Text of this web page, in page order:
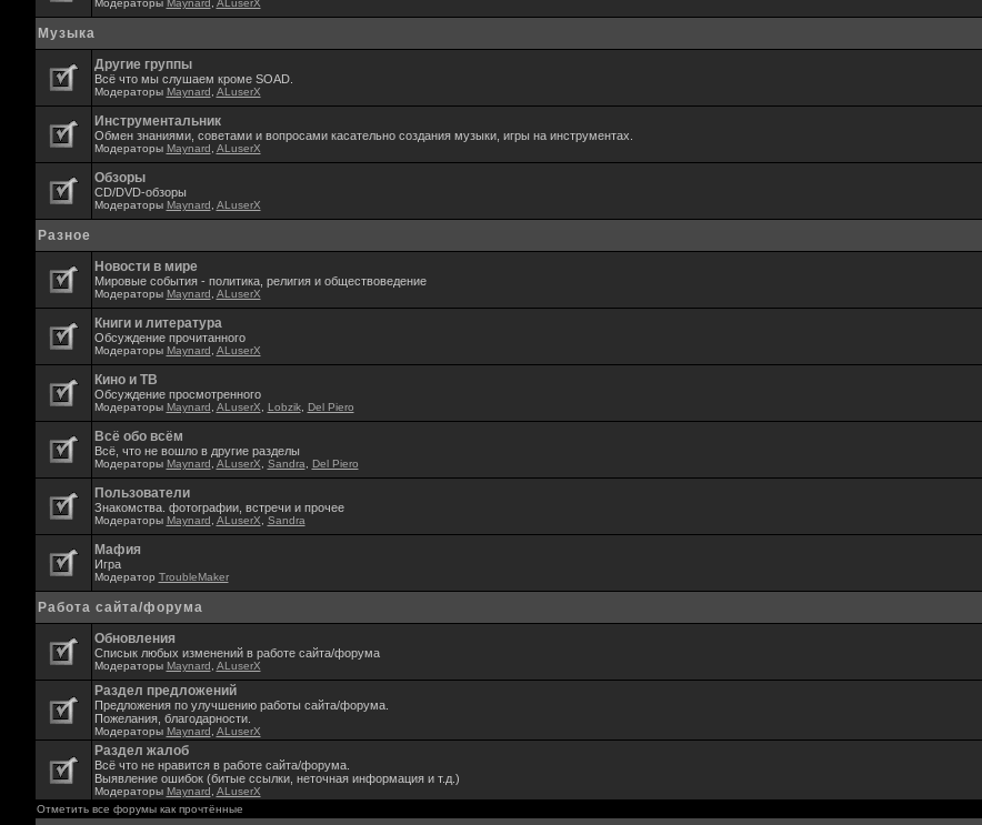
Модераторы Maynard ALuserX
Музыка
Другие группы
Всё что мы слушаем кроме SOAD.
Модераторы Maynard ALuserX
Инструментальник
Обмен знаниями, советами и вопросами касательно создания музыки, игры на инструментах.
Модераторы Maynard ALuserX
Обзоры
CD/DVD-обзоры
Модераторы Maynard ALuserX
Разное
Новости в мире
Мировые события - политика, религия и обществоведение
Модераторы Maynard ALuserX
Книги и литература
Обсуждение прочитанного
Модераторы Maynard ALuserX
Кино и ТВ
Обсуждение просмотренного
Модераторы Maynard ALuserX Lobzik, Del Piero
Всё обо всём
Всё, что не вошло в другие разделы
Модераторы Maynard ALuserX Sandra Del Piero
Пользователи
Знакомства. фотографии, встречи и прочее
Модераторы Maynard ALuserX Sandra
Мафия
Игра
Модератор TroubleMaker
Работа сайта/форума
Обновления
Списык любых изменений в работе сайта/форума
Модераторы Maynard ALuserX
Раздел предложений
Предложения по улучшению работы сайта/форума.
Пожелания, благодарности.
Модераторы Maynard ALuserX
Раздел жалоб
Всё что не нравится в работе сайта/форума.
Выявление ошибок (битые ссылки, неточная информация и т.д.)
Модераторы Maynard ALuserX
Отметить все форумы как прочтённые